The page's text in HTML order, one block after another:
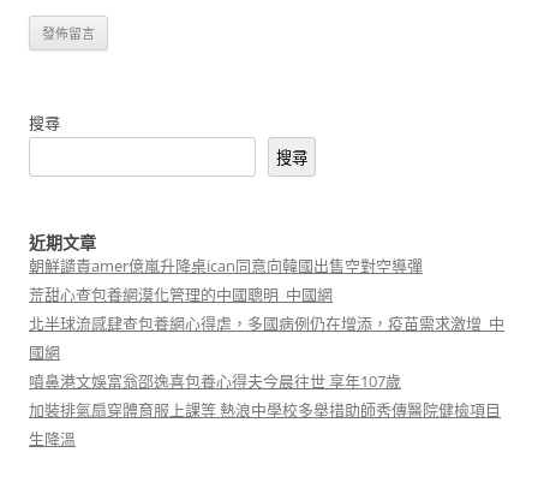
搜尋
搜尋
近期文章
朝鮮譴責amer億嵐升降桌ican同意向韓國出售空對空導彈
荒甜心查包養網漠化管理的中國聰明_中國網
北半球流感肆查包養網心得虐，多國病例仍在增添，疫苗需求激增_中
國網
噴鼻港文娛富翁邵逸喜包養心得夫今晨往世 享年107歲
加裝排氣扇穿體育服上課等 熱浪中學校多舉措助師秀傳醫院健檢項目
生降溫